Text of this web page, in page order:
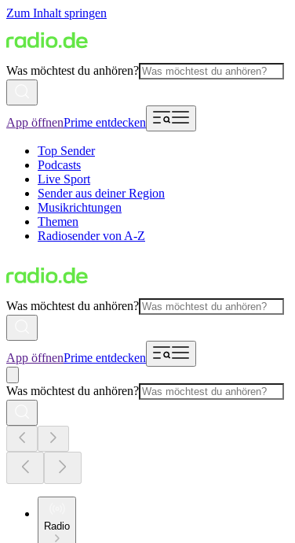
Zum Inhalt springen
Was möchtest du anhören?
App öffnenPrime entdecken
Top Sender
Podcasts
Live Sport
Sender aus deiner Region
Musikrichtungen
Themen
Radiosender von A-Z
Was möchtest du anhören?
App öffnenPrime entdecken
Was möchtest du anhören?
Radio